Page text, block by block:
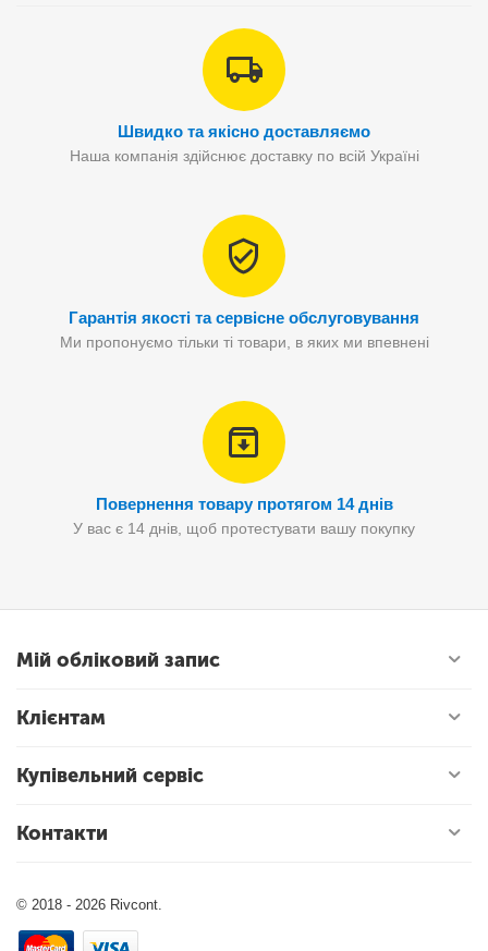
Швидко та якісно доставляємо
Наша компанія здійснює доставку по всій Україні
Гарантія якості та сервісне обслуговування
Ми пропонуємо тільки ті товари, в яких ми впевнені
Повернення товару протягом 14 днів
У вас є 14 днів, щоб протестувати вашу покупку
Мій обліковий запис
Клієнтам
Купівельний сервіс
Контакти
© 2018 - 2026 Rivcont.